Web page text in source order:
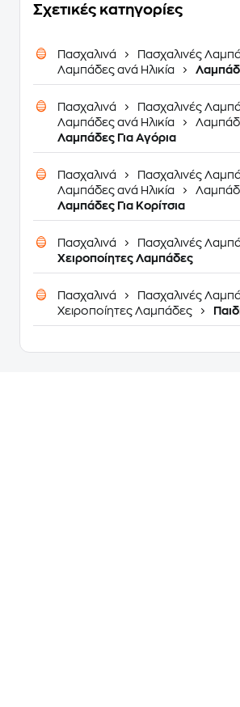
Σχετικές κατηγορίες
Πασχαλινά
Πασχαλινές
Λαμπάδες ανά Ηλικία
Πασχαλινά
Πασχαλινές
Λαμπάδες ανά Ηλικία
Λαμπάδες Για Αγόρια
Πασχαλινά
Πασχαλινές
Λαμπάδες ανά Ηλικία
Λαμπάδες Για Κορίτσια
Πασχαλινά
Πασχαλινές
Χειροποίητες Λαμπάδες
Πασχαλινά
Πασχαλινές
Χειροποίητες Λαμπάδες